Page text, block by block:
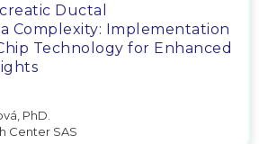
Ductal
Complexity: Implementation
Technology for Enhanced
PhD.
Center SAS